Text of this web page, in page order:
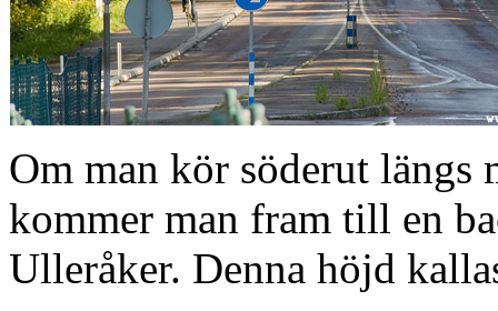
Om man kör söderut längs
kommer man fram till en
Ulleråker. Denna höjd